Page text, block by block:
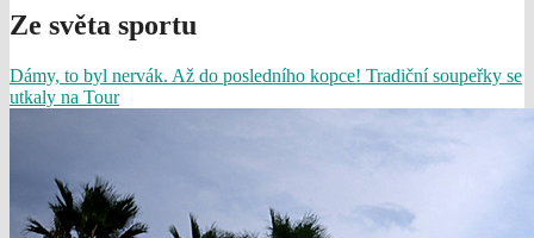
Ze světa sportu
Dámy, to byl nervák. Až do posledního kopce! Tradiční soupeřky se
utkaly na Tour